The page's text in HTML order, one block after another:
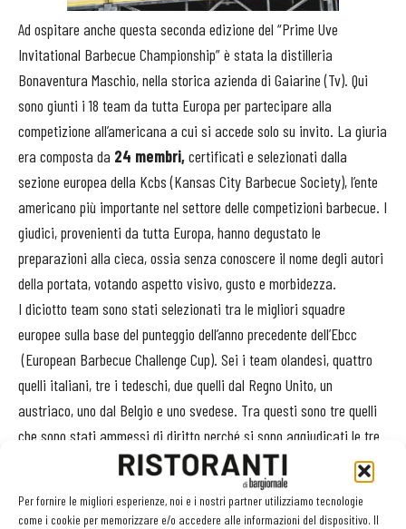
Per fornire le migliori esperienze, noi e i nostri partner utilizziamo tecnologie
come i cookie per memorizzare e/o accedere alle informazioni del dispositivo. Il
Ad ospitare anche questa seconda edizione del “Prime Uve
Invitational Barbecue Championship” è stata la distilleria
Bonaventura Maschio, nella storica azienda di Gaiarine (Tv). Qui
sono giunti i 18 team da tutta Europa per partecipare alla
competizione all’americana a cui si accede solo su invito. La giuria
era composta da 24 membri,certificati e selezionati dalla
sezione europea della Kcbs (Kansas City Barbecue Society), l’ente
americano più importante nel settore delle competizioni barbecue. I
giudici, provenienti da tutta Europa, hanno degustato le
preparazioni alla cieca, ossia senza conoscere il nome degli autori
della portata, votando aspetto visivo, gusto e morbidezza.
I diciotto team sono stati selezionati tra le migliori squadre
europee sulla base del punteggio dell’anno precedente dell’Ebcc
(European Barbecue Challenge Cup). Sei i team olandesi, quattro
quelli italiani, tre i tedeschi, due quelli dal Regno Unito, un
austriaco, uno dal Belgio e uno svedese. Tra questi sono tre quelli
che sono stati ammessi di diritto perché si sono aggiudicati le tre
wild card concesse quest’anno: i brianzoli Brig Boys che l’hanno
ottenuta al W.e.s.t. di Riva di Tures, gli svedesi Flaming Pig, Grand
Champion al Tony Stone Low and Slow di Hoofdorp in Olanda, e gli